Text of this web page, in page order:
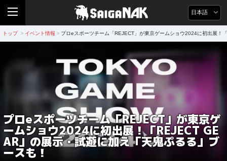
日本語
トップ > イベント情報 > プロeスポーツチーム「REJECT」が東京ゲームショウ2024に初出展！
プロeスポーツチーム「REJECT」が東京ゲ
ームショウ2024に初出展！「REJECT GE
AR」の展示・試遊に加え「天鬼ぷるる」ブ
ースも！